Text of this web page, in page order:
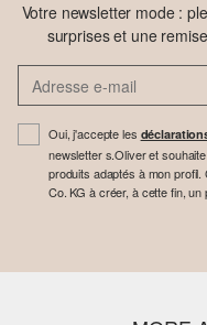
Votre newsletter mode :
surprises et une
Oui, j'accepte les
newsletter s.Oliver et
produits adaptés à mon
Co. KG à créer, à cette fin,